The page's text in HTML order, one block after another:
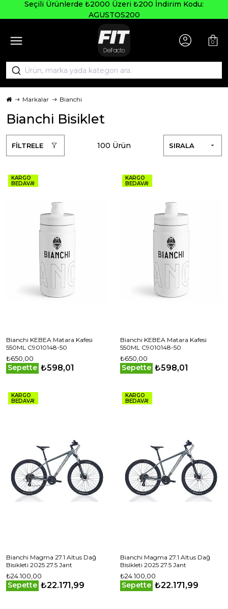
Seçili Ürünlerde ₺2000 Üzeri ₺200 İndirim Kodu:
AGUSTOS200
0
Markalar Bianchi
Bianchi Bisiklet
FİLTRELE SIRALA
100 Ürün
KARGO
BEDAVA!
Bianchi KEBEA Matara Kafesi
550ML C9010148-50
₺650,00
Sepette ₺598,01
KARGO
BEDAVA!
Bianchi KEBEA Matara Kafesi
550ML C9010148-50
₺650,00
Sepette ₺598,01
KARGO
BEDAVA!
Bianchi Magma 27.1 Altus Dağ
Bisikleti 2025 27.5 Jant
₺24.100,00
Sepette ₺22.171,99
KARGO
BEDAVA!
Bianchi Magma 27.1 Altus Dağ
Bisikleti 2025 27.5 Jant
₺24.100,00
Sepette ₺22.171,99